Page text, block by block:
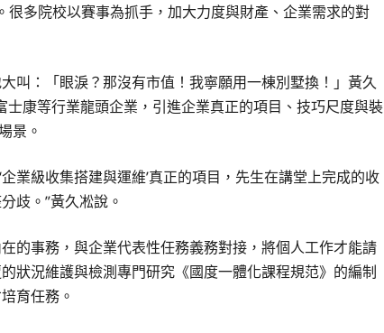
很多院校以賽事為抓手，加大力度與財產、企業需求的對
叫：「眼淚？那沒有市值！我寧願用一棟別墅換！」黃久
康等行業龍頭企業，引進企業真正的項目、技巧尺度與裝
景。
業級收集搭建與運維’真正的項目，先生在講堂上完成的收
歧。”黃久凇說。
的事務，與企業代表性任務義務對接，將個人工作才能請
狀況維護與檢測專門研究《國度一體化課程規范》的編制
育任務。